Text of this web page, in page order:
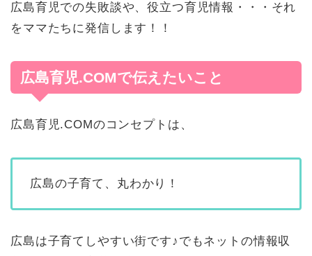
広島育児での失敗談や、役立つ育児情報・・・それ
をママたちに発信します！！
広島育児.COMで伝えたいこと
広島育児.COMのコンセプトは、
広島の子育て、丸わかり！
広島は子育てしやすい街です♪でもネットの情報収